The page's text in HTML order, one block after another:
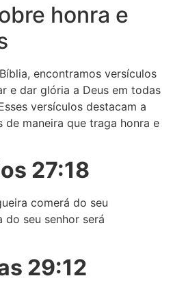
honra e
encontramos versículos
e dar glória a Deus em todas
versículos destacam a
maneira que traga honra e
27:18
comerá do seu
seu senhor será
29:12